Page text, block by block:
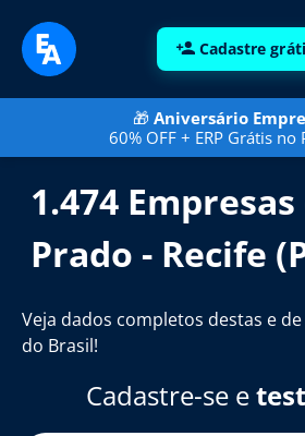
Cadastre
🎁 Aniversário
60% OFF + ERP Grátis no
1.474
Prado - Recife
Veja dados completos destas e
do Brasil!
Cadastre-se e